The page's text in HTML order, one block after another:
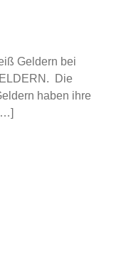
Geldern bei
Die
haben ihre